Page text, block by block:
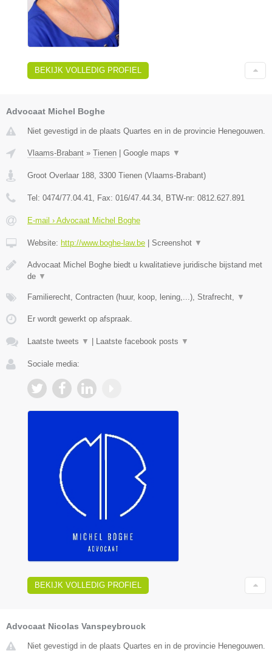
BEKIJK VOLLEDIG PROFIEL
Advocaat Michel Boghe
Niet gevestigd in de plaats Quartes en in de provincie Henegouwen.
Vlaams-Brabant » Tienen Google maps ▼
Groot Overlaar 188 3300 Tienen (Vlaams-Brabant)
Tel: 0474/77.04.41 , Fax: 016/47.44.34 , BTW-nr: ​0812.627.891
E-mail › Advocaat Michel Boghe
Website: http://www.boghe-law.be Screenshot ▼
Advocaat Michel Boghe biedt u kwalitatieve juridische bijstand met
de ▼
Familierecht, Contracten (huur, koop, lening,...), Strafrecht, ▼
Er wordt gewerkt op afspraak.
Laatste tweets ▼ Laatste facebook posts ▼
Sociale media:
BEKIJK VOLLEDIG PROFIEL
Advocaat Nicolas Vanspeybrouck
Niet gevestigd in de plaats Quartes en in de provincie Henegouwen.